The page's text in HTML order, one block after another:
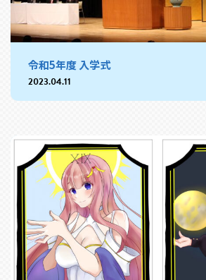
令和5年度 入学式
2023.04.11